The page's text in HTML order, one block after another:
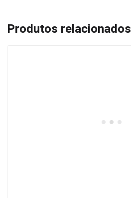
Produtos relacionados